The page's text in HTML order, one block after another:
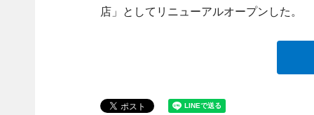
店」としてリニューアルオープンした。